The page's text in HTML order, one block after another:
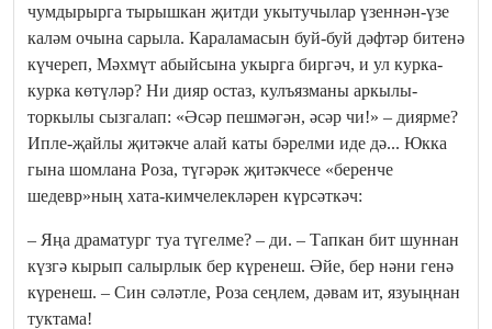
чумдырырга тырышкан җитди укытучылар үзеннән-үзе
каләм очына сарыла. Караламасын буй-буй дәфтәр битенә
күчереп, Мәхмүт абыйсына укырга биргәч, и ул курка-
курка көтүләр? Ни дияр остаз, кулъязманы аркылы-
торкылы сызгалап: «Әсәр пешмәгән, әсәр чи!» – диярме?
Ипле-җайлы җитәкче алай каты бәрелми иде дә... Юкка
гына шомлана Роза, түгәрәк җитәкчесе «беренче
шедевр»ның хата-кимчелекләрен күрсәткәч:
– Яңа драматург туа түгелме? – ди. – Тапкан бит шуннан
күзгә кырып салырлык бер күренеш. Әйе, бер нәни генә
күренеш. – Син сәләтле, Роза сеңлем, дәвам ит, язуыңнан
туктама!